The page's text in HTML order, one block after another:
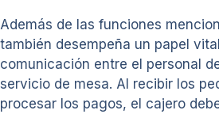
Además de las funciones
también desempeña un papel
comunicación entre el personal
servicio de mesa. Al recibir los
procesar los pagos, el cajero